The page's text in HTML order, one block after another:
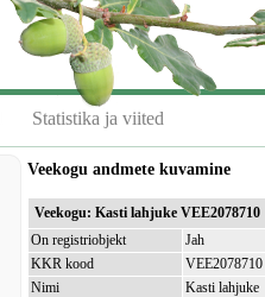
Statistika ja viited
Veekogu andmete kuvamine
Veekogu: Kasti lahjuke VEE2078710
On registriobjekt
Jah
KKR kood
VEE2078710
Nimi
Kasti lahjuke